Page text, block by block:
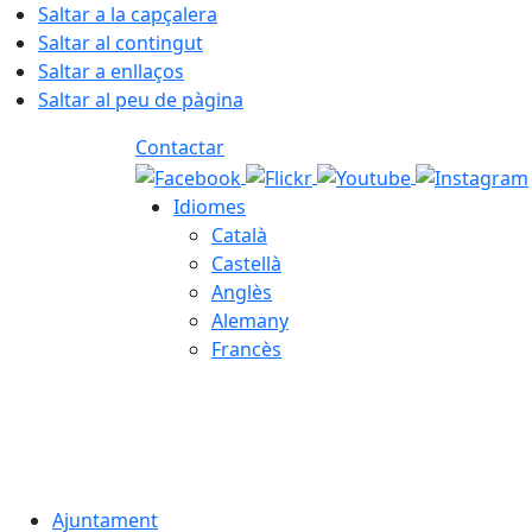
Saltar a la capçalera
Saltar al contingut
Saltar a enllaços
Saltar al peu de pàgina
Contactar
Idiomes
Català
Castellà
Anglès
Alemany
Francès
Ajuntament